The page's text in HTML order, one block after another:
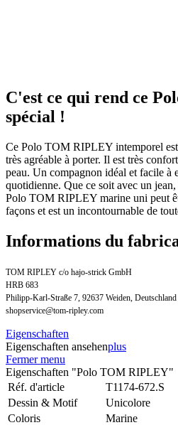
C'est ce qui rend ce
spécial !
Ce Polo TOM RIPLEY intemporel
très agréable à porter. Il est très
peau. Un compagnon idéal et facile à
quotidienne. Que ce soit avec un
Polo TOM RIPLEY marine uni peut
façons et est un incontournable de
Informations du
TOM RIPLEY c/o hajo-strick GmbH
HRB 683
Philipp-Karl-Straße 7, 92637 Weiden, Deutschland
shopservice@tom-ripley.com
Eigenschaften
Eigenschaften ansehenplus
Fermer menu
Eigenschaften "Polo TOM RIPLEY"
Réf. d'article
T1174-672.S
Dessin & Motif
Unicolore
Coloris
Marine